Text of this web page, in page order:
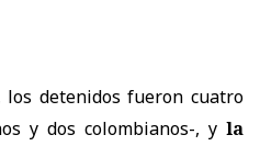
detenidos fueron cuatro
y dos colombianos-, y la